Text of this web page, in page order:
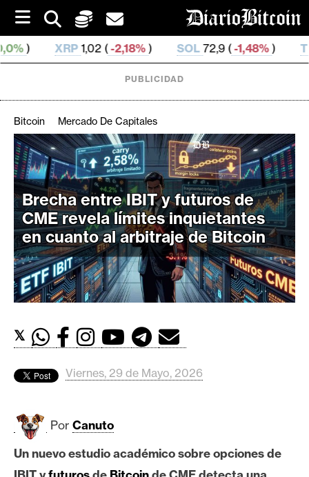
i
p
t
o
(-2,18% SOL 72,9 (-1,48% TRX 0,326 719 ( -
C
r
i
p
t
o
M
e
r
d
s
B
t
PUBLICIDAD
Bitcoin Mercado De Capitales
Brecha entre IBIT y futuros de
CME revela límites inquietantes
en cuanto al arbitraje de Bitcoin
𝕏
Viernes, 29 de Mayo, 2026
Por Canuto
Un nuevo estudio académico sobre opciones de